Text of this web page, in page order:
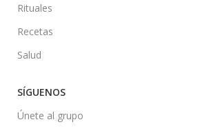
Rituales
Recetas
Salud
SÍGUENOS
Únete al grupo